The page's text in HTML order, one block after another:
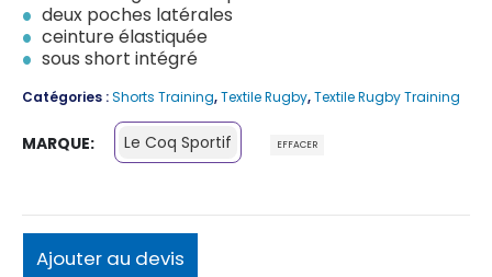
deux poches latérales
ceinture élastiquée
sous short intégré
Catégories :Shorts Training,Textile Rugby,Textile Rugby Training
MARQUE Le Coq Sportif EFFACER
Ajouter au devis